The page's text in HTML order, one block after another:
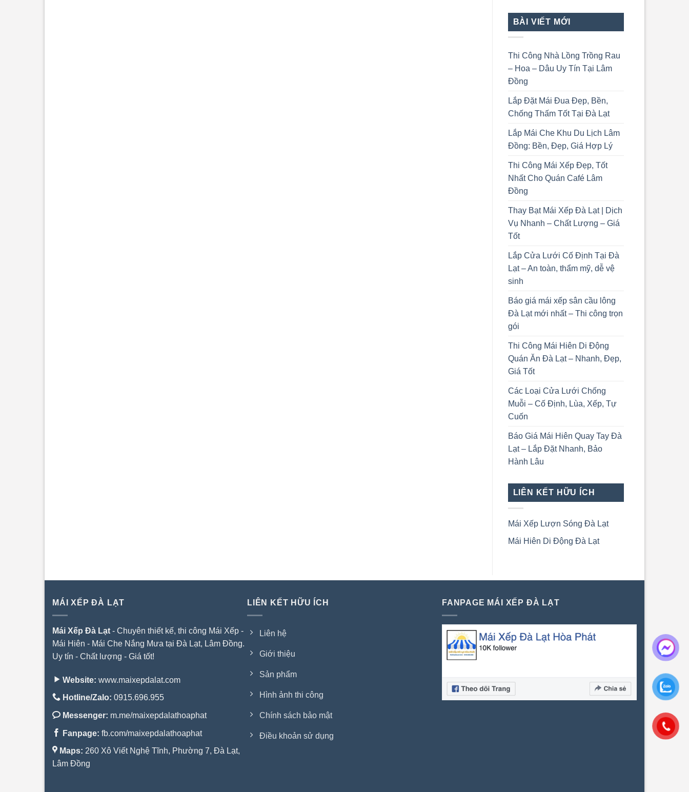
BÀI VIẾT MỚI
Thi Công Nhà Lồng Trồng Rau
– Hoa – Dâu Uy Tín Tại Lâm
Đồng
Lắp Đặt Mái Đua Đẹp, Bền,
Chống Thấm Tốt Tại Đà Lạt
Lắp Mái Che Khu Du Lịch Lâm
Đồng: Bền, Đẹp, Giá Hợp Lý
Thi Công Mái Xếp Đẹp, Tốt
Nhất Cho Quán Café Lâm
Đồng
Thay Bạt Mái Xếp Đà Lạt | Dịch
Vụ Nhanh – Chất Lượng – Giá
Tốt
Lắp Cửa Lưới Cố Định Tại Đà
Lạt – An toàn, thẩm mỹ, dễ vệ
sinh
Báo giá mái xếp sân cầu lông
Đà Lạt mới nhất – Thi công trọn
gói
Thi Công Mái Hiên Di Động
Quán Ăn Đà Lạt – Nhanh, Đẹp,
Giá Tốt
Các Loại Cửa Lưới Chống
Muỗi – Cố Định, Lùa, Xếp, Tự
Cuốn
Báo Giá Mái Hiên Quay Tay Đà
Lạt – Lắp Đặt Nhanh, Bảo
Hành Lâu
LIÊN KẾT HỮU ÍCH
Mái Xếp Lượn Sóng Đà Lạt
Mái Hiên Di Động Đà Lạt
MÁI XẾP ĐÀ LẠT
Mái Xếp Đà Lạt - Chuyên thiết kế, thi công Mái Xếp -
Mái Hiên - Mái Che Nắng Mưa tại Đà Lạt, Lâm Đồng.
Uy tín - Chất lượng - Giá tốt!
Website: www.maixepdalat.com
Hotline/Zalo: 0915.696.955
Messenger: m.me/maixepdalathoaphat
Fanpage: fb.com/maixepdalathoaphat
Maps: 260 Xô Viết Nghệ Tĩnh, Phường 7, Đà Lạt,
Lâm Đồng
LIÊN KẾT HỮU ÍCH
Liên hệ
Giới thiệu
Sản phẩm
Hình ảnh thi công
Chính sách bảo mật
Điều khoản sử dụng
FANPAGE MÁI XẾP ĐÀ LẠT